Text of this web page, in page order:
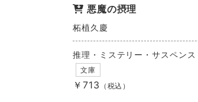
悪魔の摂理
柘植久慶
推理・ミステリー・サスペンス
文庫
￥713 （税込）